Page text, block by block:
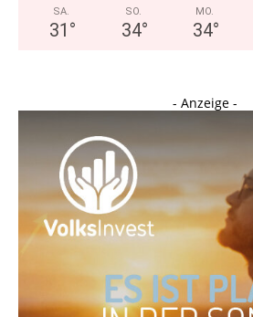
SA.
31 °
SO.
34°
MO.
34°
- Anzeige -